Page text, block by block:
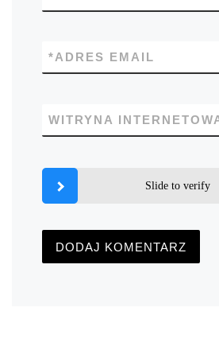
ADRES EMAIL
*
WITRYNA
Slide to verify